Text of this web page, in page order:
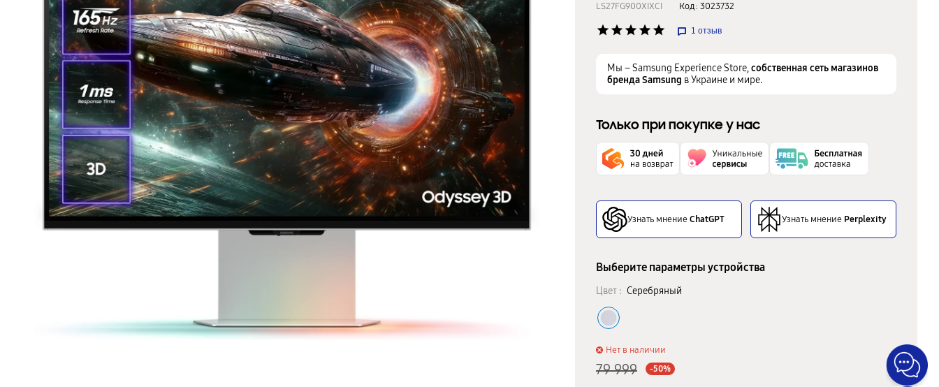
LS27FG900XIXCI Код: 3023732
star star star star star 1 отзыв
Мы – Samsung Experience Store,собственная сеть магазинов
бренда Samsung в Украине и мире.
Только при покупке у нас
Узнать мнениеChatGPT Узнать мнение Perplexity
Выберите параметры устройства
Цвет : Серебряный
Нет в наличии
79 999 -50%